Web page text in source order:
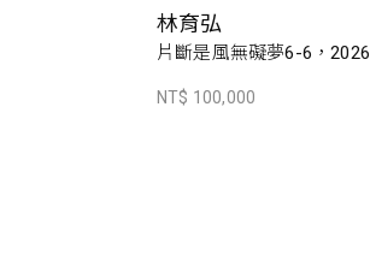
林育弘
片斷是風無礙夢6-6，2026
NT$ 100,000